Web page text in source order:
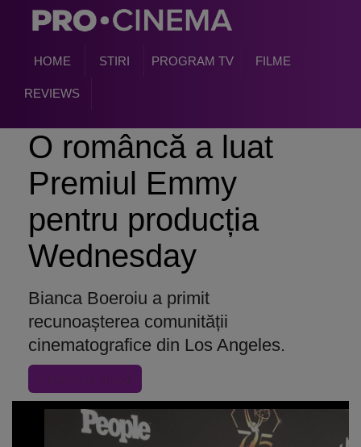
HOME STIRI PROGRAM TV FILME
REVIEWS
O româncă a luat
Premiul Emmy
pentru producția
Wednesday
Bianca Boeroiu a primit
recunoașterea comunității
cinematografice din Los Angeles.